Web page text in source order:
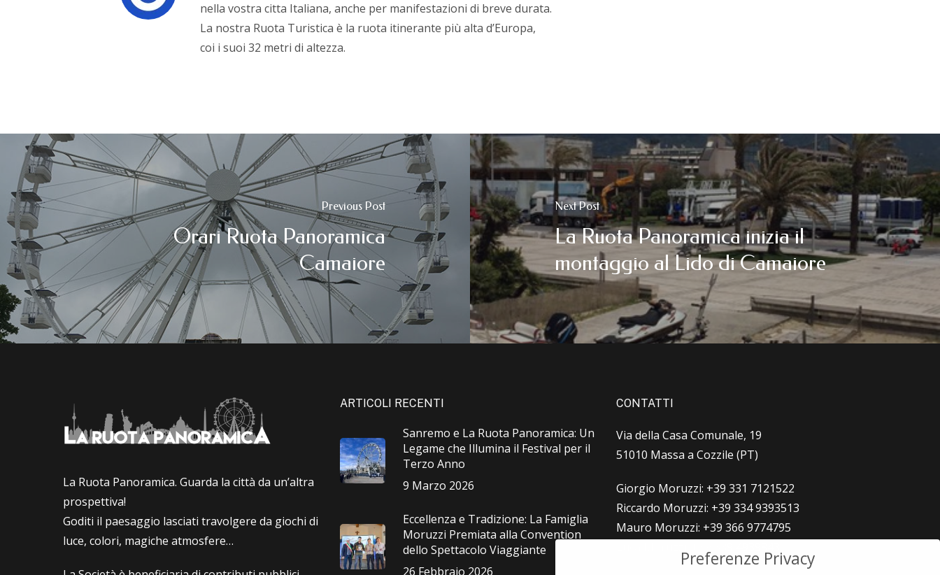
nella vostra citta Italiana, anche per manifestazioni di breve durata.
La nostra Ruota Turistica è la ruota itinerante più alta d’Europa,
coi i suoi 32 metri di altezza.
Previous Post
Orari Ruota Panoramica
Camaiore
Next Post
La Ruota Panoramica inizia il
montaggio al Lido di Camaiore
La Ruota Panoramica. Guarda la città da un’altra
prospettiva!
Goditi il paesaggio lasciati travolgere da giochi di
luce, colori, magiche atmosfere…
ARTICOLI RECENTI
Sanremo e La Ruota Panoramica: Un
Legame che Illumina il Festival per il
Terzo Anno
9 Marzo 2026
Eccellenza e Tradizione: La Famiglia
Moruzzi Premiata alla Convention
dello Spettacolo Viaggiante
26 Febbraio 2026
CONTATTI
Via della Casa Comunale, 19
51010 Massa a Cozzile (PT)
Giorgio Moruzzi: +39 331 7121522
Riccardo Moruzzi: +39 334 9393513
Mauro Moruzzi: +39 366 9774795
Preferenze Privacy